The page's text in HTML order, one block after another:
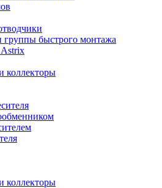
группы быстрого монтажа
Astrix
коллекторы
коллекторы